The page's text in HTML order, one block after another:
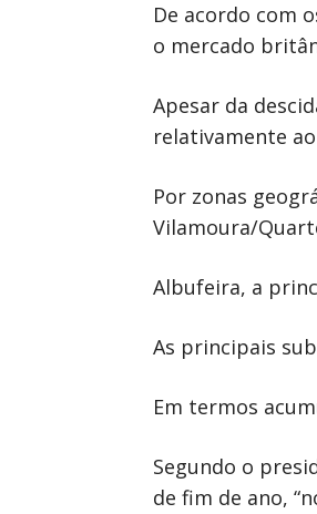
De acordo com
o mercado
Apesar da
relativamente
Por zonas
Vilamoura/
Albufeira, a
As principais
Em termos
Segundo o
de fim de ano,